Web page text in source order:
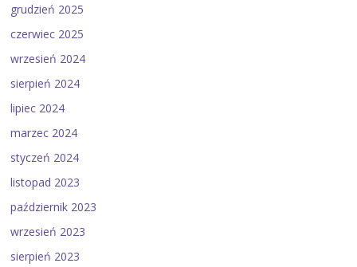
grudzień 2025
czerwiec 2025
wrzesień 2024
sierpień 2024
lipiec 2024
marzec 2024
styczeń 2024
listopad 2023
październik 2023
wrzesień 2023
sierpień 2023